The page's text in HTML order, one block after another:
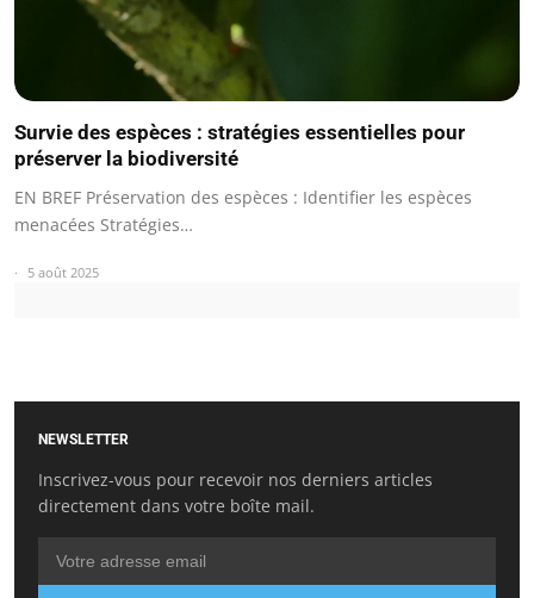
Survie des espèces : stratégies essentielles pour
préserver la biodiversité
EN BREF Préservation des espèces : Identifier les espèces
menacées Stratégies…
5 août 2025
NEWSLETTER
Inscrivez-vous pour recevoir nos derniers articles
directement dans votre boîte mail.